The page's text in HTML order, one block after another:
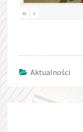
« ‹
Aktualności